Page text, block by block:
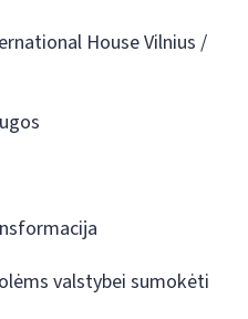
House Vilnius /
valstybei sumokėti